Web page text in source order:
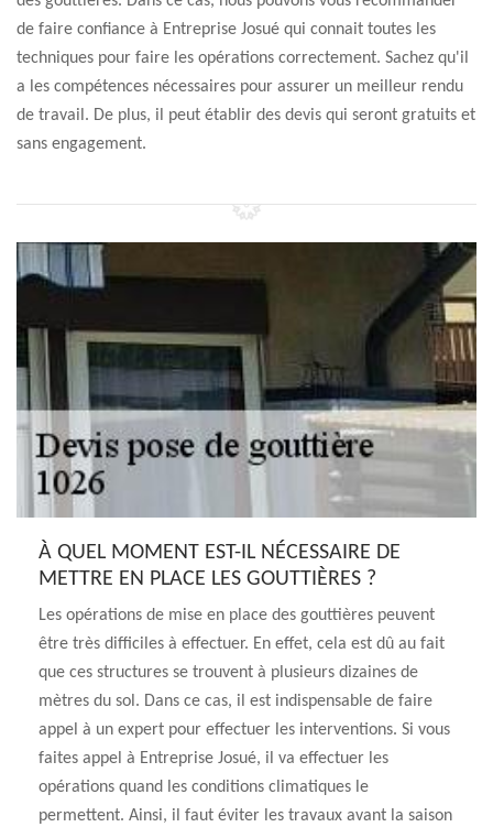
de faire confiance à Entreprise Josué qui connait toutes les
techniques pour faire les opérations correctement. Sachez qu'il
a les compétences nécessaires pour assurer un meilleur rendu
de travail. De plus, il peut établir des devis qui seront gratuits et
sans engagement.
À QUEL MOMENT EST-IL NÉCESSAIRE DE
METTRE EN PLACE LES GOUTTIÈRES ?
Les opérations de mise en place des gouttières peuvent
être très difficiles à effectuer. En effet, cela est dû au fait
que ces structures se trouvent à plusieurs dizaines de
mètres du sol. Dans ce cas, il est indispensable de faire
appel à un expert pour effectuer les interventions. Si vous
faites appel à Entreprise Josué, il va effectuer les
opérations quand les conditions climatiques le
permettent. Ainsi, il faut éviter les travaux avant la saison